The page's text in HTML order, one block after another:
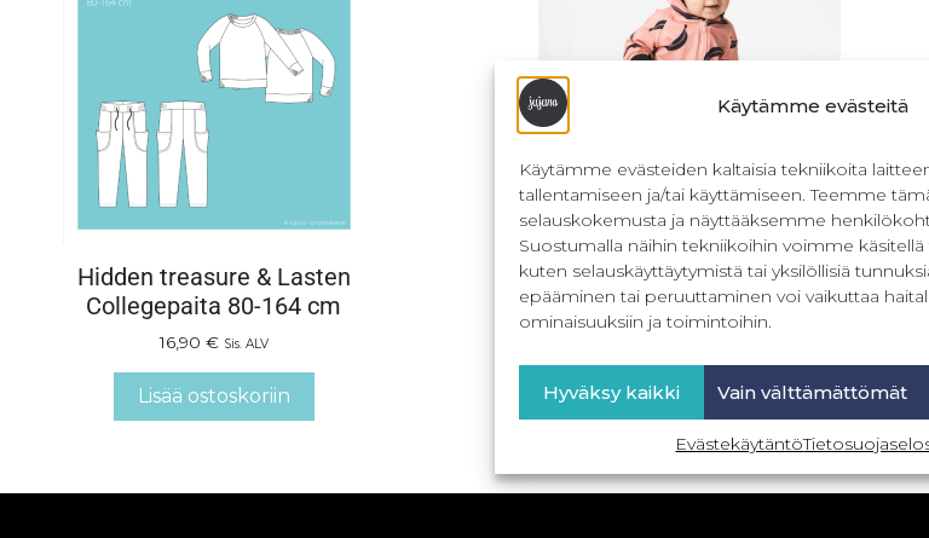
Käytämme evästeitä
Käytämme evästeiden kaltaisia tekniikoita
tallentamiseen ja/tai käyttämiseen. Teemme
selauskokemusta ja näyttääksemme
Suostumalla näihin tekniikoihin voimme käsitellä
kuten selauskäyttäytymistä tai yksilöllisiä
epääminen tai peruuttaminen voi vaikuttaa
ominaisuuksiin ja toimintoihin.
Hyväksy kaikki Vain välttämättömät
Evästekäytäntö
Hidden treasure & Lasten
Collegepaita 80-164 cm
16,90 € Sis. ALV
Lisää ostoskoriin
Myyntilisenssit – Lasten
ompelukaavat
Valitse vaihtoehdoista